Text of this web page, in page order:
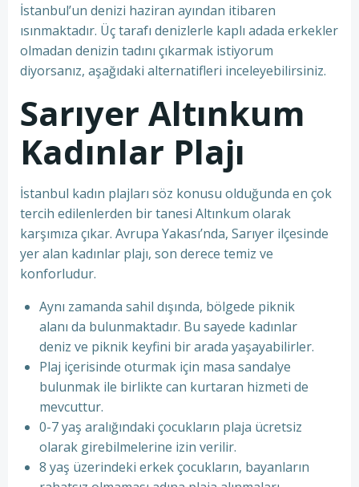
İstanbul’un denizi haziran ayından itibaren
ısınmaktadır. Üç tarafı denizlerle kaplı adada erkekler
olmadan denizin tadını çıkarmak istiyorum
diyorsanız, aşağıdaki alternatifleri inceleyebilirsiniz.
Sarıyer Altınkum
Kadınlar Plajı
İstanbul kadın plajları söz konusu olduğunda en çok
tercih edilenlerden bir tanesi Altınkum olarak
karşımıza çıkar. Avrupa Yakası’nda, Sarıyer ilçesinde
yer alan kadınlar plajı, son derece temiz ve
konforludur.
Aynı zamanda sahil dışında, bölgede piknik
alanı da bulunmaktadır. Bu sayede kadınlar
deniz ve piknik keyfini bir arada yaşayabilirler.
Plaj içerisinde oturmak için masa sandalye
bulunmak ile birlikte can kurtaran hizmeti de
mevcuttur.
0-7 yaş aralığındaki çocukların plaja ücretsiz
olarak girebilmelerine izin verilir.
8 yaş üzerindeki erkek çocukların, bayanların